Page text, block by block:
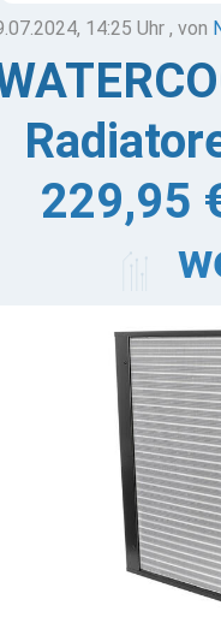
14:25 Uhr , von
229,95
bekannt
Diese
PCs,
in Betrieb